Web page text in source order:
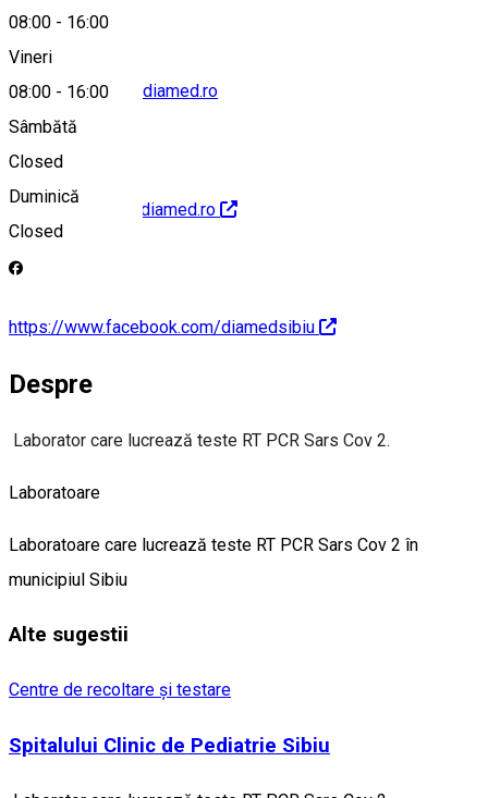
08:00 - 16:00
Vineri
08:00 - 16:00
Sâmbătă
Closed
Duminică
Closed
office@policlinicadiamed.ro
https://policlinicadiamed.ro
https://www.facebook.com/diamedsibiu
Despre
Laborator care lucrează teste RT PCR Sars Cov 2.
Laboratoare
Laboratoare care lucrează teste RT PCR Sars Cov 2 în
municipiul Sibiu
Alte sugestii
Centre de recoltare și testare
Spitalului Clinic de Pediatrie Sibiu